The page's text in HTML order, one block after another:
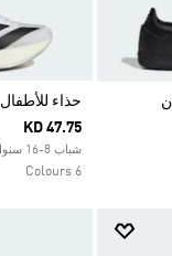
حذاء للأطفال ADIZERO EVO SL
KD 47.75
شباب 8-16 سنوات الجري
6 Colours